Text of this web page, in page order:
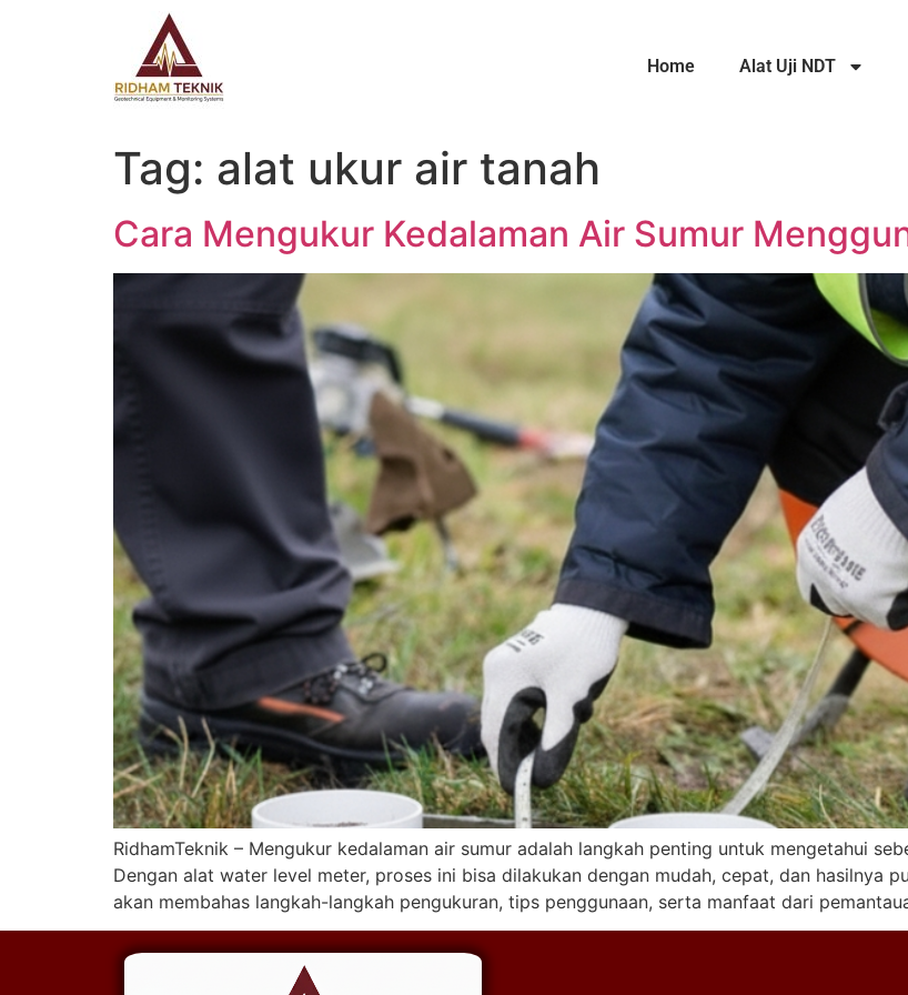
Home Alat Uji NDT
Tag: alat ukur air tanah
Cara Mengukur Kedalaman Air Sumur
RidhamTeknik – Mengukur kedalaman air sumur adalah langkah penting untuk mengetahui
Dengan alat water level meter, proses ini bisa dilakukan dengan mudah, cepat, dan hasilnya
akan membahas langkah-langkah pengukuran, tips penggunaan, serta manfaat dari